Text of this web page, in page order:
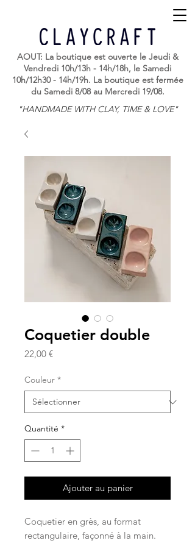
"HANDMADE WITH CLAY, TIME & LOVE"
AOUT: La boutique est ouverte le Jeudi &
Vendredi 10h/13h - 14h/18h, le Samedi
10h/12h30 - 14h/19h. La boutique est fermée
du Samedi 8/08 au Mercredi 19/08.
Coquetier double
22,00 €Prix
Couleur *
Quantité *
Ajouter au panier
Coquetier en grès, au format
rectangulaire, façonné à la main.